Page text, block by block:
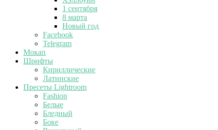
1 сентября
8 марта
Новый год
Facebook
Telegram
Мокап
Шрифты
Кириллические
Латинские
Пресеты Lightroom
Fashion
Белые
Бледный
Боке